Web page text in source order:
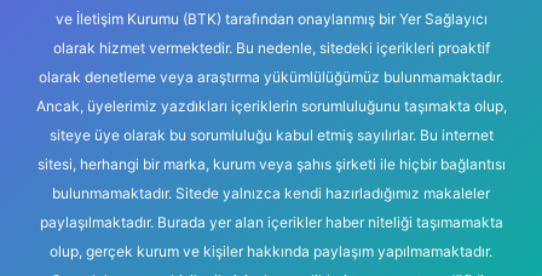
ve İletişim Kurumu (BTK) tarafından onaylanmış bir Yer Sağlayıcı
olarak hizmet vermektedir. Bu nedenle, sitedeki içerikleri proaktif
olarak denetleme veya araştırma yükümlülüğümüz bulunmamaktadır.
Ancak, üyelerimiz yazdıkları içeriklerin sorumluluğunu taşımakta olup,
siteye üye olarak bu sorumluluğu kabul etmiş sayılırlar. Bu internet
sitesi, herhangi bir marka, kurum veya şahıs şirketi ile hiçbir bağlantısı
bulunmamaktadır. Sitede yalnızca kendi hazırladığımız makaleler
paylaşılmaktadır. Burada yer alan içerikler haber niteliği taşımamakta
olup, gerçek kurum ve kişiler hakkında paylaşım yapılmamaktadır.